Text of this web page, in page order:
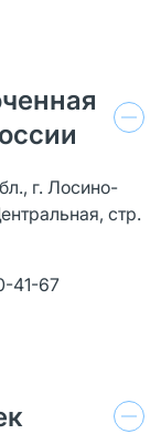
г. Лосино-
стр.
41-67